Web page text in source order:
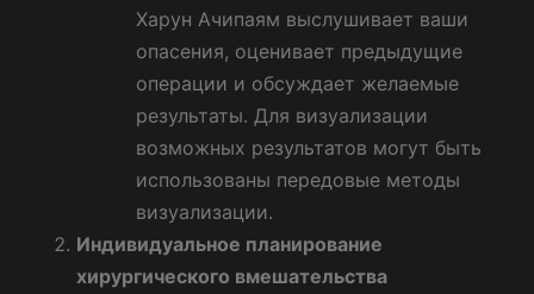
Харун Ачипаям выслушивает ваши
опасения, оценивает предыдущие
операции и обсуждает желаемые
результаты. Для визуализации
возможных результатов могут быть
использованы передовые методы
визуализации.
Индивидуальное планирование
хирургического вмешательства